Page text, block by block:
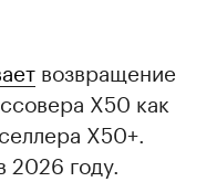
возвращение
X50 как
X50+.
2026 году.